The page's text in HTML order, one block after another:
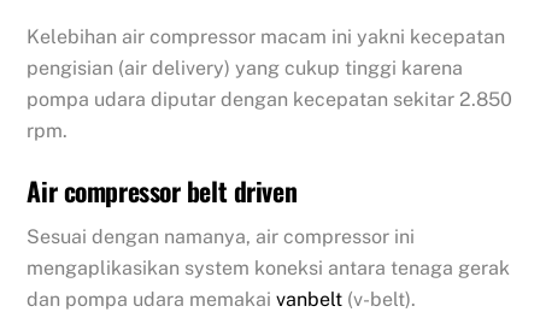
Kelebihan air compressor macam ini yakni kecepatan
pengisian (air delivery) yang cukup tinggi karena
pompa udara diputar dengan kecepatan sekitar 2.850
rpm.
Air compressor belt driven
Sesuai dengan namanya, air compressor ini
mengaplikasikan system koneksi antara tenaga gerak
dan pompa udara memakaivanbelt (v-belt).